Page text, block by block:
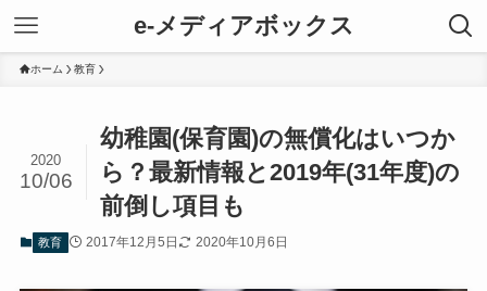
e-メディアボックス
ホーム 教育
幼稚園(保育園)の無償化はいつか
ら？最新情報と2019年(31年度)の
前倒し項目も
2020
10/06
教育 2017年12月5日 2020年10月6日